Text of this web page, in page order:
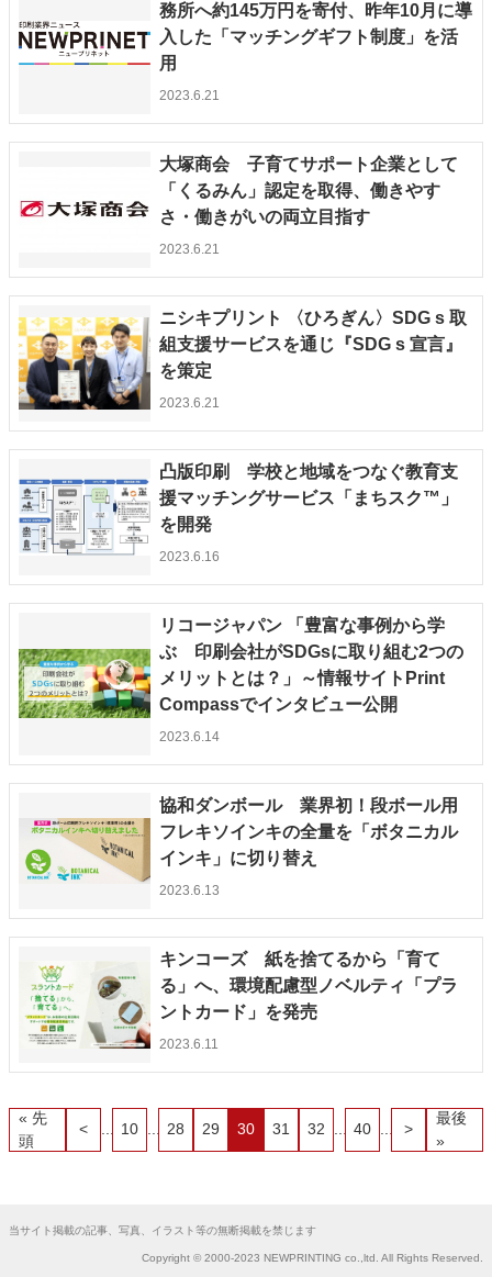
務所へ約145万円を寄付、昨年10月に導
入した「マッチングギフト制度」を活
用
2023.6.21
大塚商会 子育てサポート企業として
「くるみん」認定を取得、働きやす
さ・働きがいの両立目指す
2023.6.21
ニシキプリント 〈ひろぎん〉SDG s 取
組支援サービスを通じ『SDG s 宣言』
を策定
2023.6.21
凸版印刷 学校と地域をつなぐ教育支
援マッチングサービス「まちスク™」
を開発
2023.6.16
リコージャパン 「豊富な事例から学
ぶ 印刷会社がSDGsに取り組む2つの
メリットとは？」～情報サイトPrint
Compassでインタビュー公開
2023.6.14
協和ダンボール 業界初！段ボール用
フレキソインキの全量を「ボタニカル
インキ」に切り替え
2023.6.13
キンコーズ 紙を捨てるから「育て
る」へ、環境配慮型ノベルティ「プラ
ントカード」を発売
2023.6.11
« 先
頭
< 10 28 29 30 31 32 40 >
最後
»
当サイト掲載の記事、写真、イラスト等の無断掲載を禁じます
Copyright © 2000-2023 NEWPRINTING co.,ltd. All Rights Reserved.